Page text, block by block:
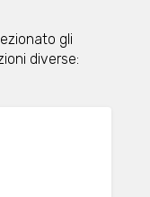
gli
diverse: